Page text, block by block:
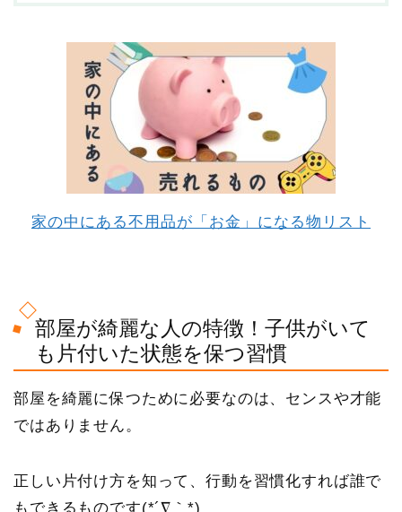
家の中にある不用品が「お金」になる物リスト
部屋が綺麗な人の特徴！子供がいて
も片付いた状態を保つ習慣
部屋を綺麗に保つために必要なのは、センスや才能
ではありません。
正しい片付け方を知って、行動を習慣化すれば誰で
もできるものです(*´∇｀*)